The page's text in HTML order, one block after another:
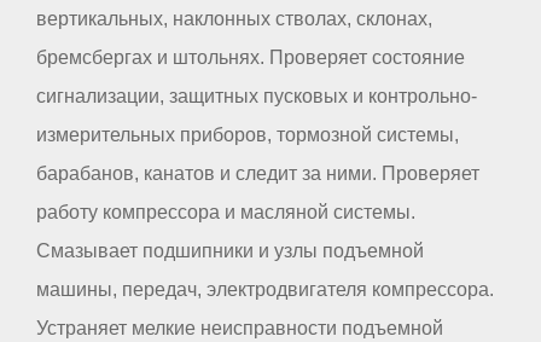
вертикальных, наклонных стволах, склонах,
бремсбергах и штольнях. Проверяет состояние
сигнализации, защитных пусковых и контрольно-
измерительных приборов, тормозной системы,
барабанов, канатов и следит за ними. Проверяет
работу компрессора и масляной системы.
Смазывает подшипники и узлы подъемной
машины, передач, электродвигателя компрессора.
Устраняет мелкие неисправности подъемной